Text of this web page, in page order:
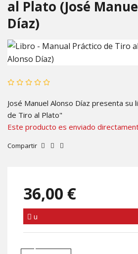
al Plato (José
Díaz)
José Manuel Alonso Díaz presenta su
de Tiro al Plato"
Este producto es enviado
Compartir
36,00 €
u